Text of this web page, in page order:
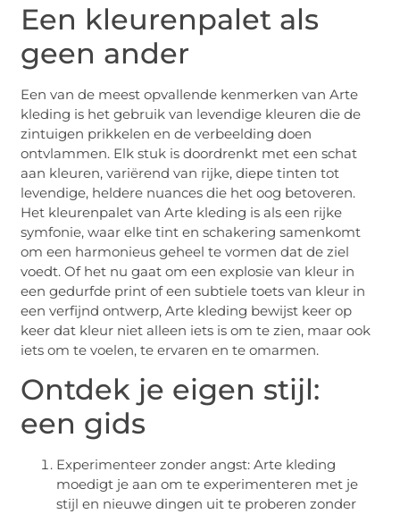
Een kleurenpalet als
geen ander
Een van de meest opvallende kenmerken van Arte
kleding is het gebruik van levendige kleuren die de
zintuigen prikkelen en de verbeelding doen
ontvlammen. Elk stuk is doordrenkt met een schat
aan kleuren, variërend van rijke, diepe tinten tot
levendige, heldere nuances die het oog betoveren.
Het kleurenpalet van Arte kleding is als een rijke
symfonie, waar elke tint en schakering samenkomt
om een harmonieus geheel te vormen dat de ziel
voedt. Of het nu gaat om een explosie van kleur in
een gedurfde print of een subtiele toets van kleur in
een verfijnd ontwerp, Arte kleding bewijst keer op
keer dat kleur niet alleen iets is om te zien, maar ook
iets om te voelen, te ervaren en te omarmen.
Ontdek je eigen stijl:
een gids
Experimenteer zonder angst: Arte kleding
moedigt je aan om te experimenteren met je
stijl en nieuwe dingen uit te proberen zonder